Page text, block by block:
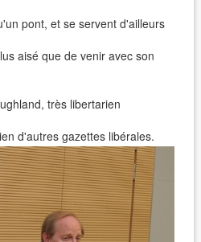
pont, et se servent d'ailleurs
aisé que de venir avec son
très libertarien
d'autres gazettes libérales.